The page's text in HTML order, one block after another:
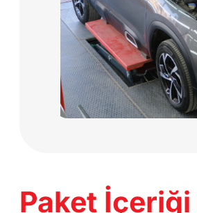
Paket İçeriği